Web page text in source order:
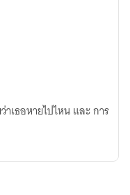
เธอหายไปไหน และ การ